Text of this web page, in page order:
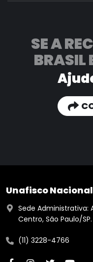
SE A
BRASIL
Unafisco Nacional
Sede Administrativa:
Centro, São Paulo/
(11) 3228-4766